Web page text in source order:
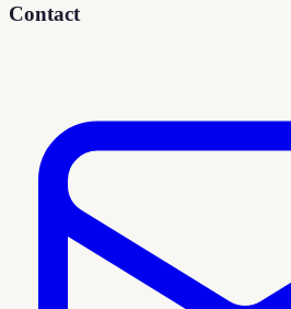
Contact